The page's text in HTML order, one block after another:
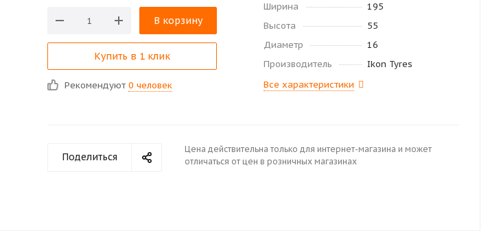
В корзину
Купить в 1 клик
Рекомендуют 0 человек
Ширина
195
Высота
55
Диаметр
16
Производитель
Ikon Tyres
Все характеристики
Поделиться
Цена действительна только для интернет-магазина и может
отличаться от цен в розничных магазинах